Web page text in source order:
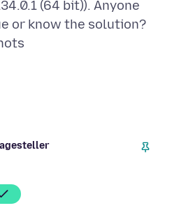
(64 bit)). Anyone